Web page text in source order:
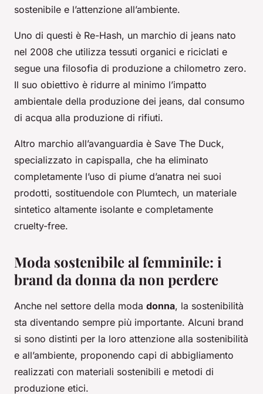
sostenibile e l’attenzione all’ambiente.
Uno di questi è Re-Hash, un marchio di jeans nato
nel 2008 che utilizza tessuti organici e riciclati e
segue una filosofia di produzione a chilometro zero.
Il suo obiettivo è ridurre al minimo l’impatto
ambientale della produzione dei jeans, dal consumo
di acqua alla produzione di rifiuti.
Altro marchio all’avanguardia è Save The Duck,
specializzato in capispalla, che ha eliminato
completamente l’uso di piume d’anatra nei suoi
prodotti, sostituendole con Plumtech, un materiale
sintetico altamente isolante e completamente
cruelty-free.
Moda sostenibile al femminile: i
brand da donna da non perdere
Anche nel settore della moda donna, la sostenibilità
sta diventando sempre più importante. Alcuni brand
si sono distinti per la loro attenzione alla sostenibilità
e all’ambiente, proponendo capi di abbigliamento
realizzati con materiali sostenibili e metodi di
produzione etici.